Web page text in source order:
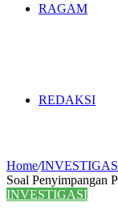
RAGAM
REDAKSI
Home/
Soal Penyimpangan
INVESTIGASI